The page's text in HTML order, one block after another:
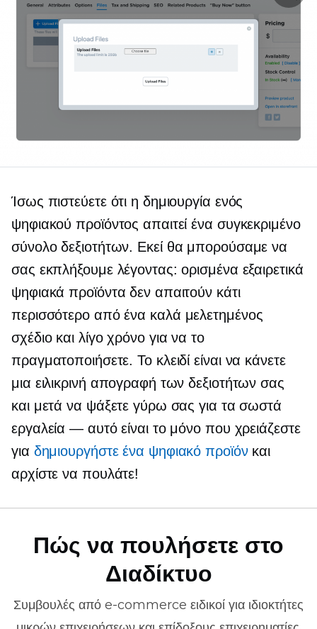
Ίσως πιστεύετε ότι η δημιουργία ενός
ψηφιακού προϊόντος απαιτεί ένα συγκεκριμένο
σύνολο δεξιοτήτων. Εκεί θα μπορούσαμε να
σας εκπλήξουμε λέγοντας: ορισμένα εξαιρετικά
ψηφιακά προϊόντα δεν απαιτούν κάτι
περισσότερο από ένα καλά μελετημένος
σχέδιο και λίγο χρόνο για να το
πραγματοποιήσετε. Το κλειδί είναι να κάνετε
μια ειλικρινή απογραφή των δεξιοτήτων σας
και μετά να ψάξετε γύρω σας για τα σωστά
εργαλεία — αυτό είναι το μόνο που χρειάζεστε
για δημιουργήστε ένα ψηφιακό προϊόνκαι
αρχίστε να πουλάτε!
Πώς να πουλήσετε στο
Διαδίκτυο
Συμβουλές από e-commerce ειδικοί για ιδιοκτήτες